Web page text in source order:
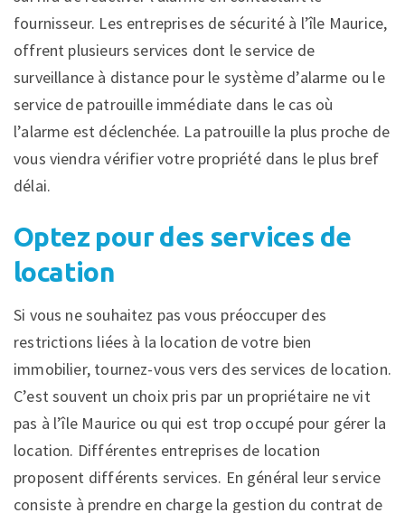
fournisseur. Les entreprises de sécurité à l’île Maurice,
offrent plusieurs services dont le service de
surveillance à distance pour le système d’alarme ou le
service de patrouille immédiate dans le cas où
l’alarme est déclenchée. La patrouille la plus proche de
vous viendra vérifier votre propriété dans le plus bref
délai.
Optez pour des services de
location
Si vous ne souhaitez pas vous préoccuper des
restrictions liées à la location de votre bien
immobilier, tournez-vous vers des services de location.
C’est souvent un choix pris par un propriétaire ne vit
pas à l’île Maurice ou qui est trop occupé pour gérer la
location. Différentes entreprises de location
proposent différents services. En général leur service
consiste à prendre en charge la gestion du contrat de